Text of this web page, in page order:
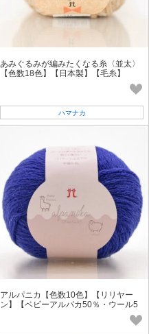
あみぐるみが編みたくなる糸〈並太〉
【色数18色】【日本製】【毛糸】
ハマナカ
アルパニカ【色数10色】【リリヤー
ン】【ベビーアルパカ50％・ウール5